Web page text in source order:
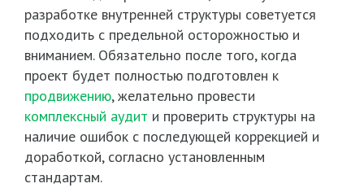
разработке внутренней структуры советуется
подходить с предельной осторожностью и
вниманием. Обязательно после того, когда
проект будет полностью подготовлен к
продвижению, желательно провести
комплексный аудит и проверить структуры на
наличие ошибок с последующей коррекцией и
доработкой, согласно установленным
стандартам.